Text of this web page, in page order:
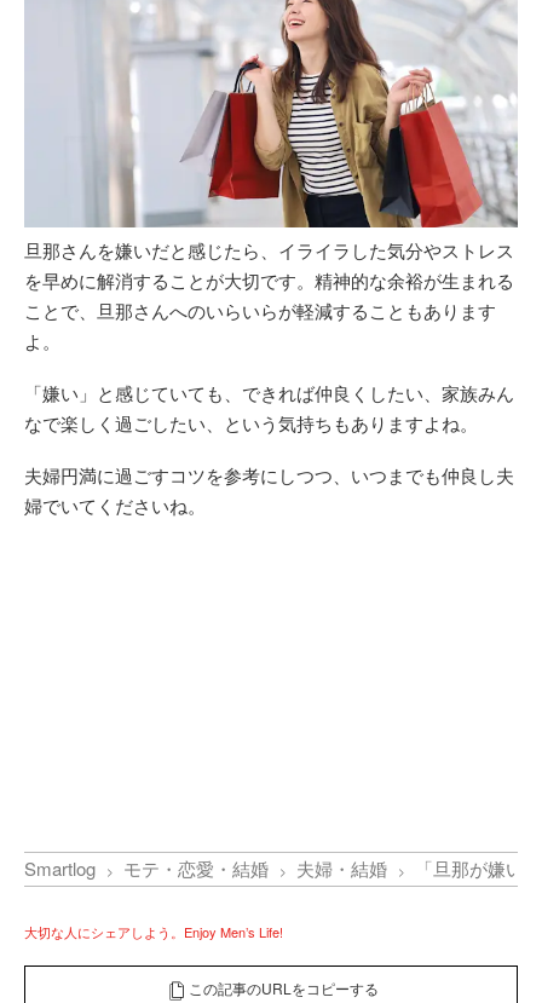
旦那さんを嫌いだと感じたら、イライラした気分やストレス
を早めに解消することが大切です。精神的な余裕が生まれる
ことで、旦那さんへのいらいらが軽減することもあります
よ。
「嫌い」と感じていても、できれば仲良くしたい、家族みん
なで楽しく過ごしたい、という気持ちもありますよね。
夫婦円満に過ごすコツを参考にしつつ、いつまでも仲良し夫
婦でいてくださいね。
Smartlog モテ・恋愛・結婚 夫婦・結婚 「旦那が嫌い
大切な人にシェアしよう。Enjoy Men’s Life!
この記事のURLをコピーする